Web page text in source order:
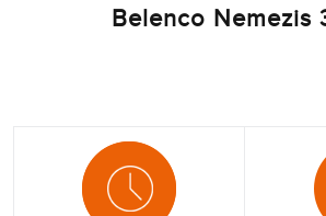
Belenco Nemezis